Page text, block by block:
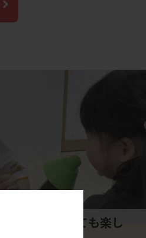
会もありとても楽し